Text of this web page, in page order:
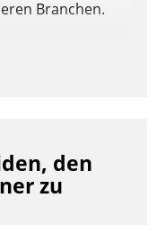
Branchen.
den
zu